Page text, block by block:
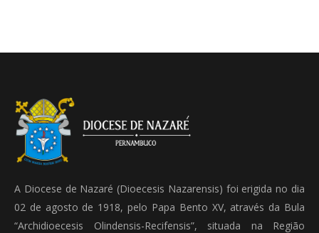
A Diocese de Nazaré (Dioecesis Nazarensis) foi erigida no dia
02 de agosto de 1918, pelo Papa Bento XV, através da Bula
“Archidioecesis Olindensis-Recifensis”, situada na Região